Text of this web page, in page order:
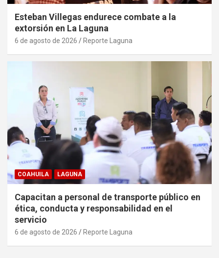
Esteban Villegas endurece combate a la
extorsión en La Laguna
6 de agosto de 2026 Reporte Laguna
COAHUILA LAGUNA
Capacitan a personal de transporte público en
ética, conducta y responsabilidad en el
servicio
6 de agosto de 2026 Reporte Laguna